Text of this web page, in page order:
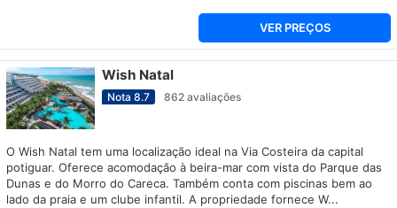
VER PREÇOS
Wish Natal
Nota 8.7 862 avaliações
O Wish Natal tem uma localização ideal na Via Costeira da capital
potiguar. Oferece acomodação à beira-mar com vista do Parque das
Dunas e do Morro do Careca. Também conta com piscinas bem ao
lado da praia e um clube infantil. A propriedade fornece W...